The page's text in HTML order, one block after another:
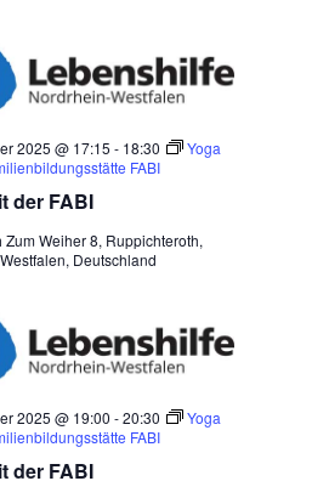
der FABI
2025 @ 17:15 - 18:30
Yoga
FABI
Zum Weiher 8, Ruppichteroth,
Deutschland
der FABI
2025 @ 19:00 -20:30
Yoga
FABI